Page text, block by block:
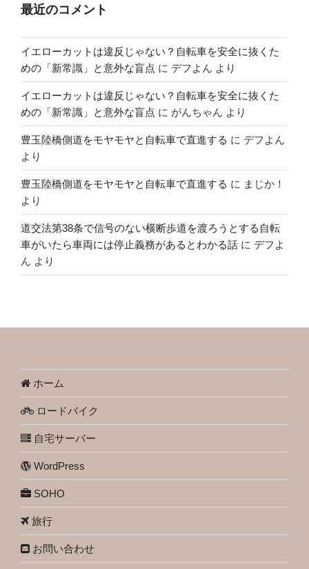
最近のコメント
イエローカットは違反じゃない？自転車を安全に抜くた
めの「新常識」と意外な盲点 に デフよん より
イエローカットは違反じゃない？自転車を安全に抜くた
めの「新常識」と意外な盲点 に がんちゃん より
豊玉陸橋側道をモヤモヤと自転車で直進する に デフよん
より
豊玉陸橋側道をモヤモヤと自転車で直進する に まじか！
より
道交法第38条で信号のない横断歩道を渡ろうとする自転
車がいたら車両には停止義務があるとわかる話 に デフよ
ん より
ホーム
ロードバイク
自宅サーバー
WordPress
SOHO
旅行
お問い合わせ